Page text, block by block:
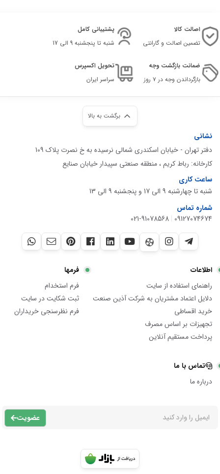
اصالت کالا
تضمین اصالت و گارانتی
پشتیبانی کامل
شنبه تا پنجشنبه 9 الی 17
ضمانت بازگشت وجه
بازگرداندن وجه در ۷ روز
تحویل اکسپرس
سراسر ایران
برگشت به بالا
نشانی
دفتر تهران - خیابان اسکندری شمالی نرسیده به خ نصرت پلاک 109
کارخانه: رباط کریم ، منطقه صنعتی سپیدار خیابان صنایع
ساعت کاری
شنبه تا چهارشنبه 9 الی 17 و پنجشنبه 9 الی 13
شماره تماس
09127074674
|
021-91078568
اطلاعات
راهنمای استفاده از سایت
دلایل اعتماد مشتریان به شرکت آذین صنعت
خرید اقساطی
تجهیزات بر اساس مصرف
پرداخت مستقیم آنلاین
فرمها
فرم استخدام
ثبت شکایت در سایت
فرم نظرسنجی خریداران
تماس با ما
درباره ما
عضویت